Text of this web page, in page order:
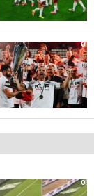
0
0